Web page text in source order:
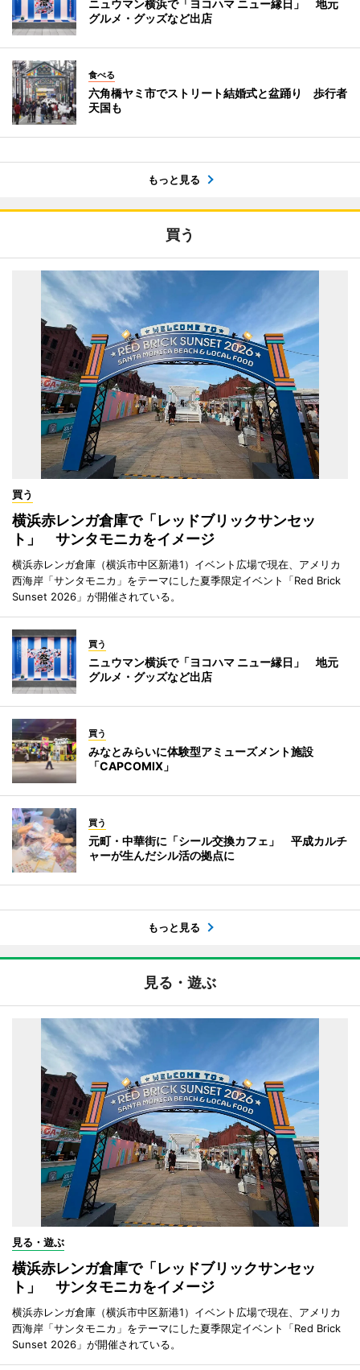
ニュウマン横浜で「ヨコハマ ニュー縁日」 地元
グルメ・グッズなど出店
食べる
六角橋ヤミ市でストリート結婚式と盆踊り 歩行者
天国も
もっと見る
買う
買う
横浜赤レンガ倉庫で「レッドブリックサンセッ
ト」 サンタモニカをイメージ
横浜赤レンガ倉庫（横浜市中区新港1）イベント広場で現在、アメリカ
西海岸「サンタモニカ」をテーマにした夏季限定イベント「Red Brick
Sunset 2026」が開催されている。
買う
ニュウマン横浜で「ヨコハマ ニュー縁日」 地元
グルメ・グッズなど出店
買う
みなとみらいに体験型アミューズメント施設
「CAPCOMIX」
買う
元町・中華街に「シール交換カフェ」 平成カルチ
ャーが生んだシル活の拠点に
もっと見る
見る・遊ぶ
見る・遊ぶ
横浜赤レンガ倉庫で「レッドブリックサンセッ
ト」 サンタモニカをイメージ
横浜赤レンガ倉庫（横浜市中区新港1）イベント広場で現在、アメリカ
西海岸「サンタモニカ」をテーマにした夏季限定イベント「Red Brick
Sunset 2026」が開催されている。